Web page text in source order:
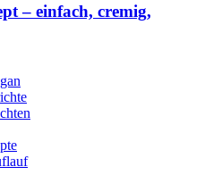
– einfach, cremig,